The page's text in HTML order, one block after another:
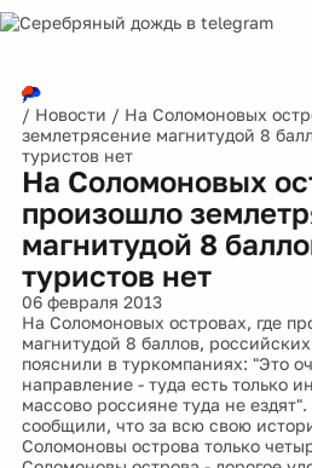
/ Новости / На Соломоновых
землетрясение магнитудой 8
туристов нет
На Соломоновых
произошло
магнитудой 8
туристов нет
06 февраля 2013
На Соломоновых островах, где
магнитудой 8 баллов,
пояснили в туркомпаниях: "Это
направление - туда есть только
массово россияне туда не
сообщили, что за всю свою
Соломоновы острова только